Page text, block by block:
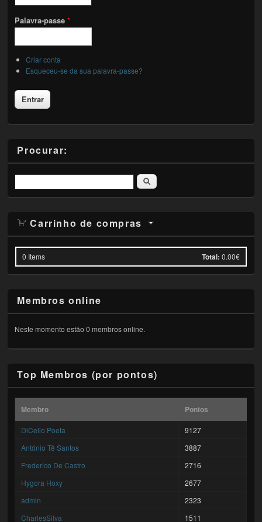
Palavra-passe*
Criar conta
Esqueceu-se da sua palavra-passe?
Procurar:
Pesquisar
Carrinho de compras
0 Items Total: 0.00€
Membros online
Neste momento estão 0 membros online.
Top Membros (por pontos)
Membro Pontos
DiCello Poeta
9127
António Tê Santos
3887
Frederico De Castro
2716
Hygora Hoxy
2677
admin
2323
CharlesSilva
1511